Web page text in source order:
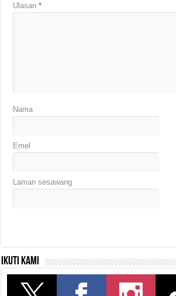
Ulasan*
Nama
Emel
Laman sesawang
Ikuti kami